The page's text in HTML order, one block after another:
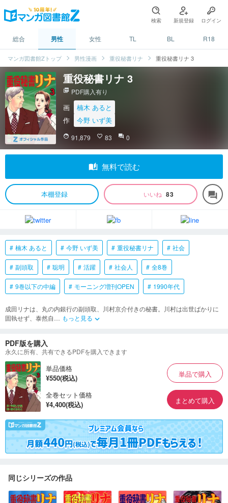
検索 新規登録 ログイン
総合 男性 女性 TL BL R18
マンガ図書館Zトップ 男性漫画 重役秘書リナ 重役秘書リナ 3
重役秘書リナ 3
picture_as_pdf PDF購入有り
画
楠木 あると
作
今野 いず美
face 91,879 favorite_border 83 question_answer 0
auto_stories 無料で読む
本棚登録 いいね 83 forum
楠木 あると 今野 いず美 重役秘書リナ 社会
副頭取 聡明 活躍 社会人 全8巻
9巻以下の中編 モーニング増刊OPEN 1990年代
成田リナは、丸の内銀行の副頭取、川村京介付きの秘書。川村は出世ばかりに
固執せず、泰然自… もっと見る keyboard_arrow_down
PDF版を購入
永久に所有、共有できるPDFを購入できます
単品価格
¥550(税込)
単品で購入
全巻セット価格
¥4,400(税込)
まとめて購入
同じシリーズの作品